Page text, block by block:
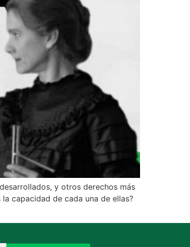
y otros derechos más
capacidad de cada una de ellas?